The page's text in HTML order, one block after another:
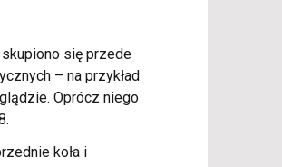
się przede
– na przykład
Oprócz niego
koła i